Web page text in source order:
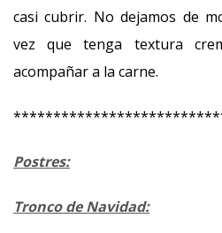
casi cubrir. No dejamos de
vez que tenga textura
acompañar a la carne.
Postres:
Tronco de Navidad: